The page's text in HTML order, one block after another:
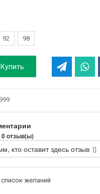
92 98
Купить
0 отзыв(ы)
кто оставит здесь отзыв
желаний